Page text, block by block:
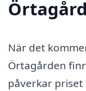
När det
Örtagården
påverkar